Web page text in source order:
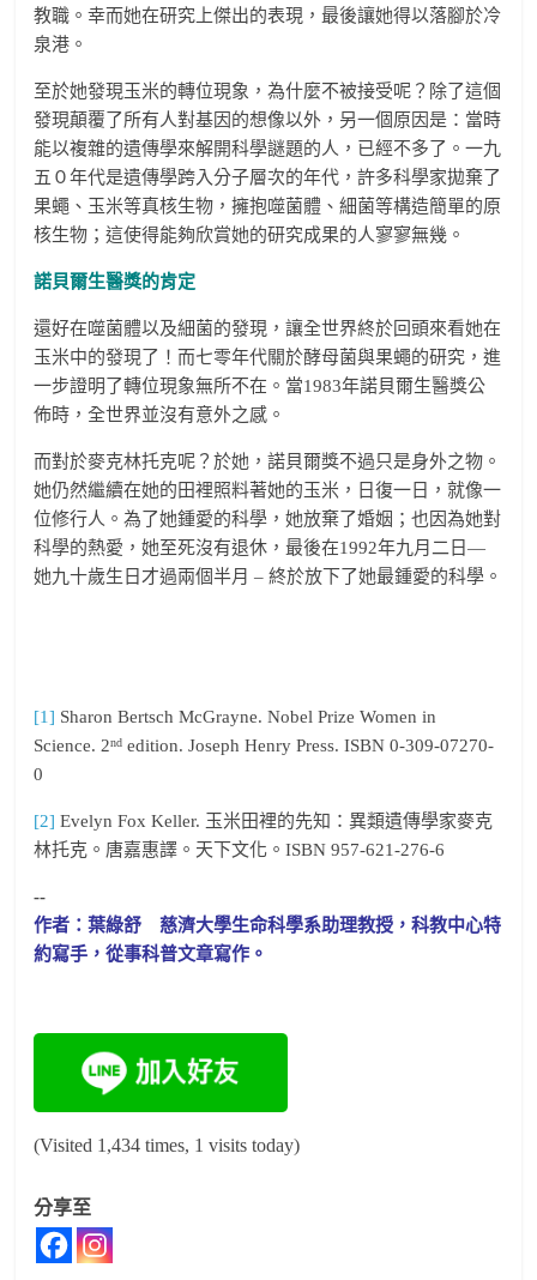
教職。幸而她在研究上傑出的表現，最後讓她得以落腳於冷
泉港。
至於她發現玉米的轉位現象，為什麼不被接受呢？除了這個
發現顛覆了所有人對基因的想像以外，另一個原因是：當時
能以複雜的遺傳學來解開科學謎題的人，已經不多了。一九
五０年代是遺傳學跨入分子層次的年代，許多科學家拋棄了
果蠅、玉米等真核生物，擁抱噬菌體、細菌等構造簡單的原
核生物；這使得能夠欣賞她的研究成果的人寥寥無幾。
諾貝爾生醫獎的肯定
還好在噬菌體以及細菌的發現，讓全世界終於回頭來看她在
玉米中的發現了！而七零年代關於酵母菌與果蠅的研究，進
一步證明了轉位現象無所不在。當1983年諾貝爾生醫獎公
佈時，全世界並沒有意外之感。
而對於麥克林托克呢？於她，諾貝爾獎不過只是身外之物。
她仍然繼續在她的田裡照料著她的玉米，日復一日，就像一
位修行人。為了她鍾愛的科學，她放棄了婚姻；也因為她對
科學的熱愛，她至死沒有退休，最後在1992年九月二日—
她九十歲生日才過兩個半月 – 終於放下了她最鍾愛的科學。
[1] Sharon Bertsch McGrayne. Nobel Prize Women in
Science. 2nd edition. Joseph Henry Press. ISBN 0-309-07270-
0
[2] Evelyn Fox Keller. 玉米田裡的先知：異類遺傳學家麥克
林托克。唐嘉惠譯。天下文化。ISBN 957-621-276-6
--
作者：葉綠舒 慈濟大學生命科學系助理教授，科教中心特
約寫手，從事科普文章寫作。
(Visited 1,434 times, 1 visits today)
分享至